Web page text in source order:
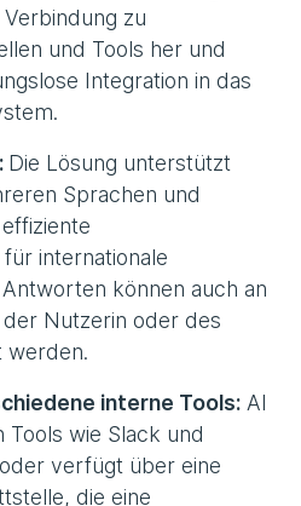
zu
und Tools her und
Integration in das
Die Lösung unterstützt
Sprachen und
internationale
können auch an
Nutzerin oder des
werden.
interne Tools: AI
Tools wie Slack und
verfügt über eine
die eine